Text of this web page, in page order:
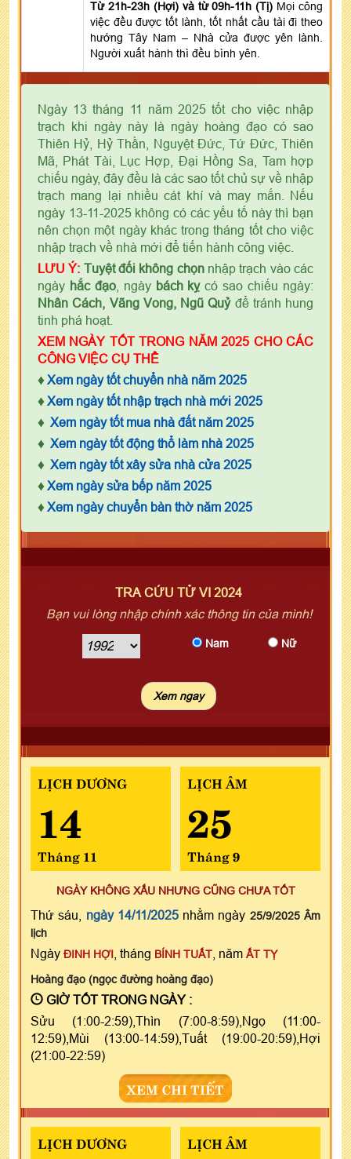
Từ 21h-23h (Hợi) và từ 09h-11h (Tị) Mọi công
việc đều được tốt lành, tốt nhất cầu tài đi theo
hướng Tây Nam – Nhà cửa được yên lành.
Người xuất hành thì đều bình yên.
Ngày 13 tháng 11 năm 2025 tốt cho việc nhập
trạch khi ngày này là ngày hoàng đạo có sao
Thiên Hỷ, Hỷ Thần, Nguyệt Đức, Tứ Đức, Thiên
Mã, Phát Tài, Lục Hợp, Đại Hồng Sa, Tam hợp
chiếu ngày, đây đều là các sao tốt chủ sự về nhập
trạch mang lại nhiều cát khí và may mắn. Nếu
ngày 13-11-2025 không có các yếu tố này thì bạn
nên chọn một ngày khác trong tháng tốt cho việc
nhập trạch về nhà mới để tiến hành công việc.
LƯU Ý: Tuyệt đối không chọnnhập trạch vào các
ngày hắc đạo, ngày bách kỵcó sao chiếu ngày:
Nhân Cách, Vãng Vong, Ngũ Quỷđể tránh hung
tinh phá hoạt.
XEM NGÀY TỐT TRONG NĂM 2025 CHO CÁC
CÔNG VIỆC CỤ THỂ
♦ Xem ngày tốt chuyển nhà năm 2025
♦ Xem ngày tốt nhập trạch nhà mới 2025
♦ Xem ngày tốt mua nhà đất năm 2025
♦ Xem ngày tốt động thổ làm nhà 2025
♦ Xem ngày tốt xây sửa nhà cửa 2025
♦ Xem ngày sửa bếp năm 2025
♦ Xem ngày chuyển bàn thờ năm 2025
TRA CỨU TỬ VI 2024
Bạn vui lòng nhập chính xác thông tin của mình!
Nam Nữ
LỊCH DƯƠNG
14
Tháng 11
LỊCH ÂM
25
Tháng 9
NGÀY KHÔNG XẤU NHƯNG CŨNG CHƯA TỐT
Thứ sáu, ngày 14/11/2025nhằm ngày 25/9/2025 Âm
lịch
Ngày ĐINH HỢI , tháng BÍNH TUẤT , năm ẤT TỴ
Hoàng đạo (ngọc đường hoàng đạo)
GIỜ TỐT TRONG NGÀY :
Sửu (1:00-2:59),Thìn (7:00-8:59),Ngọ (11:00-
12:59),Mùi (13:00-14:59),Tuất (19:00-20:59),Hợi
(21:00-22:59)
XEM CHI TIẾT
LỊCH DƯƠNG LỊCH ÂM